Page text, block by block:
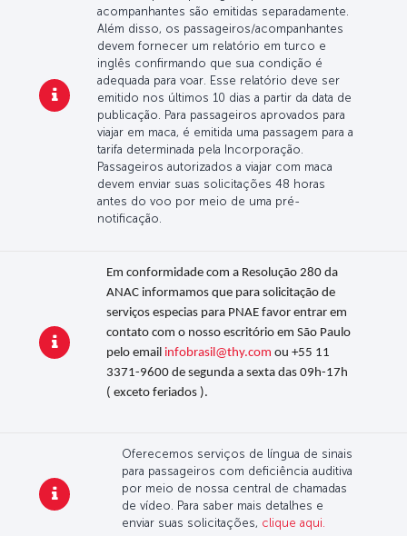
acompanhantes são emitidas separadamente.
Além disso, os passageiros/acompanhantes
devem fornecer um relatório em turco e
inglês confirmando que sua condição é
adequada para voar. Esse relatório deve ser
emitido nos últimos 10 dias a partir da data de
publicação. Para passageiros aprovados para
viajar em maca, é emitida uma passagem para a
tarifa determinada pela Incorporação.
Passageiros autorizados a viajar com maca
devem enviar suas solicitações 48 horas
antes do voo por meio de uma pré-
notificação.
Em conformidade com a Resolução 280 da
ANAC informamos que para solicitação de
serviços especias para PNAE favor entrar em
contato com o nosso escritório em São Paulo
pelo email infobrasil@thy.com ou +55 11
3371-9600 de segunda a sexta das 09h-17h
( exceto feriados ).
Oferecemos serviços de língua de sinais
para passageiros com deficiência auditiva
por meio de nossa central de chamadas
de vídeo. Para saber mais detalhes e
enviar suas solicitações, clique aqui.